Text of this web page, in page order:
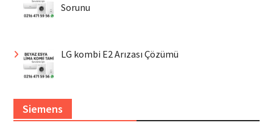
Sorunu
LG kombi E2 Arızası Çözümü
Siemens